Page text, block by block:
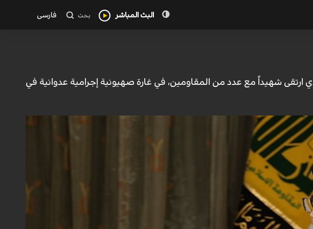
البث المباشر بحث فارسی
ارتقى شهيداً مع عدد من المقاومين، في غارة ‌‏صهيونية إجرامية عدوانية في